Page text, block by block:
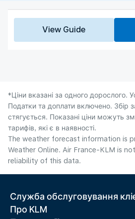
View Guide
*Ціни вказані за одного дорослого.
Податки та доплати включено. Збір
стягується. Показані ціни можуть
тарифів, які є в наявності.
The weather forecast information is
Weather Online. Air France-KLM is
reliability of this data.
Служба обслуговування
Про KLM